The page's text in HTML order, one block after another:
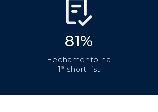
81%
Fechamento na
1ª short list